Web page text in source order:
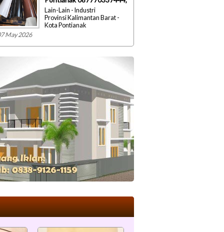
May 2026
Lain-Lain - Industri
Provinsi Kalimantan Barat -
Kota Pontianak